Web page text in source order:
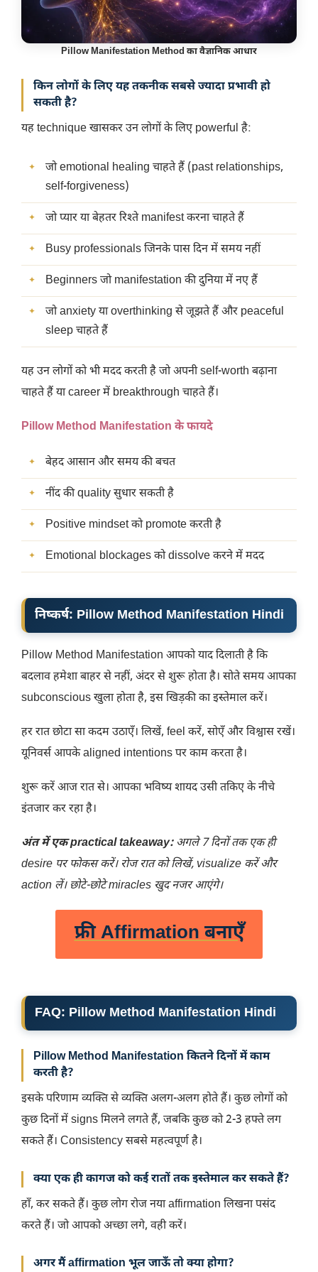
Pillow Manifestation Method कावैज्ञानिक आधार
किन लोगों के लिए यह तकनीक सबसे ज्यादा प्रभावी हो
सकती है?
यह technique खासकर उन लोगों के लिए powerful है:
जो emotional healing चाहते हैं (past relationships,
self-forgiveness)
जो प्यार या बेहतर रिश्ते manifest करना चाहते हैं
Busy professionals जिनके पास दिन में समय नहीं
Beginners जो manifestation की दुनिया में नए हैं
जो anxiety या overthinking से जूझते हैं और peaceful
sleep चाहते हैं
यह उन लोगों को भी मदद करती है जो अपनी self-worth बढ़ाना
चाहते हैं या career में breakthrough चाहते हैं।
Pillow Method Manifestation के फायदे
बेहद आसान और समय की बचत
नींद की quality सुधार सकती है
Positive mindset को promote करती है
Emotional blockages को dissolve करने में मदद
निष्कर्ष: Pillow Method Manifestation Hindi
Pillow Method Manifestation आपको याद दिलाती है कि
बदलाव हमेशा बाहर से नहीं, अंदर से शुरू होता है। सोते समय आपका
subconscious खुला होता है, इस खिड़की का इस्तेमाल करें।
हर रात छोटा सा कदम उठाएँ। लिखें, feel करें, सोएँ और विश्वास रखें।
यूनिवर्स आपके aligned intentions पर काम करता है।
शुरू करें आज रात से। आपका भविष्य शायद उसी तकिए के नीचे
इंतजार कर रहा है।
अंत में एक practical takeaway: अगले 7 दिनों तक एक ही
desire पर फोकस करें। रोज रात को लिखें, visualize करें और
action लें। छोटे-छोटे miracles खुद नजर आएंगे।
फ्री Affirmation बनाएँ
FAQ: Pillow Method Manifestation Hindi
Pillow Method Manifestation कितने दिनों में काम
करती है?
इसके परिणाम व्यक्ति से व्यक्ति अलग-अलग होते हैं। कुछ लोगों को
कुछ दिनों में signs मिलने लगते हैं, जबकि कुछ को 2-3 हफ्ते लग
सकते हैं। Consistency सबसे महत्वपूर्ण है।
क्या एक ही कागज को कई रातों तक इस्तेमाल कर सकते हैं?
हाँ, कर सकते हैं। कुछ लोग रोज नया affirmation लिखना पसंद
करते हैं। जो आपको अच्छा लगे, वही करें।
अगर मैं affirmation भूल जाऊँ तो क्या होगा?